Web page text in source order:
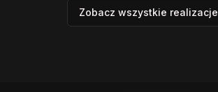
Zobacz wszystkie realizacje